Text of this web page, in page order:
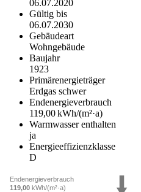
06.07.2020
Gültig bis
06.07.2030
Gebäudeart
Wohngebäude
Baujahr
1923
Primärenergieträger
Erdgas schwer
Endenergie­verbrauch
119,00 kWh/(m²·a)
Warmwasser enthalten
ja
Energie­effizienz­klasse
D
Endenergieverbrauch
119,00 kWh/(m²·a)